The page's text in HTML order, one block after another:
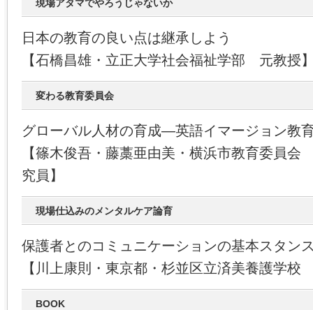
現場アタマでやろうじゃないか
日本の教育の良い点は継承しよう
【石橋昌雄・立正大学社会福祉学部 元教授
変わる教育委員会
グローバル人材の育成―英語イマージョン
【篠木俊吾・藤藁亜由美・横浜市教育委員
究員】
現場仕込みのメンタルケア論育
保護者とのコミュニケーションの基本スタン
【川上康則・東京都・杉並区立済美養護学
BOOK